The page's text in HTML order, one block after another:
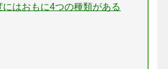
はおもに4つの種類がある